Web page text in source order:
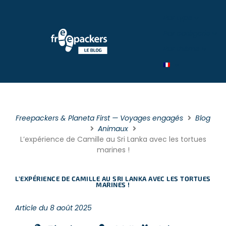
Freepackers & Planeta First — Voyages engagés
Blog
Animaux
L’expérience de Camille au Sri Lanka avec les tortues
marines !
L’EXPÉRIENCE DE CAMILLE AU SRI LANKA AVEC LES TORTUES
MARINES !
Article du 8 août 2025